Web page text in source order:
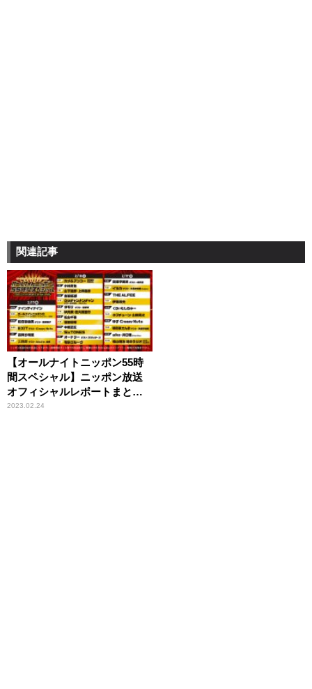
関連記事
【オールナイトニッポン55時
間スペシャル】ニッポン放送
オフィシャルレポートまとめ
#ANN55時間
2023.02.24